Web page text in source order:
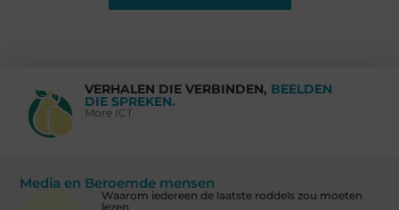
VERHALEN DIE VERBINDEN, BEELDEN
DIE SPREKEN.
More ICT
Media en Beroemde mensen
Waarom iedereen de laatste roddels zou moeten
lezen